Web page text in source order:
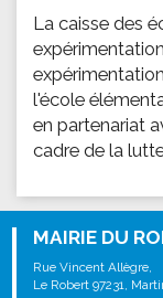
La caisse des
l'école
en partenariat
cadre de la
MAIRIE DU
Rue Vincent Allègre,
Le Robert 97231,